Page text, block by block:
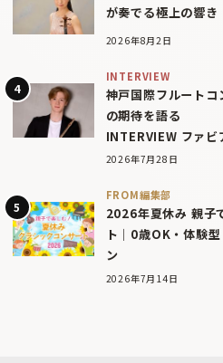
が奏でる極上の響き
2026年8月2日
INTERVIEW
神戸国際フルート
の期待を語る
INTERVIEW ファビ
2026年7月28日
FROM編集部
2026年夏休み 親子
ト｜0歳OK・体験
ン
2026年7月14日